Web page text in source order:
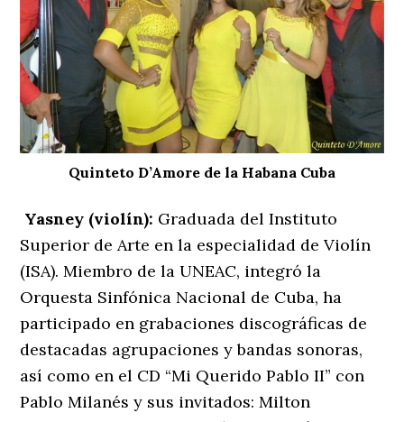
Quinteto D’Amore de la Habana Cuba
Yasney (violín): Graduada del Instituto
Superior de Arte en la especialidad de Violín
(ISA). Miembro de la UNEAC, integró la
Orquesta Sinfónica Nacional de Cuba, ha
participado en grabaciones discográficas de
destacadas agrupaciones y bandas sonoras,
así como en el CD “Mi Querido Pablo II” con
Pablo Milanés y sus invitados: Milton